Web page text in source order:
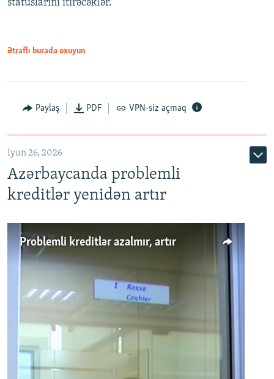
Auto 240p 360p 480p
720p 1080p
statuslarını itirəcəklər.
Ətraflı burada oxuyun
Paylaş PDF VPN-siz açmaq
İyun 26, 2026
Azərbaycanda problemli
kreditlər yenidən artır
Problemli kreditlər azalmır, artır